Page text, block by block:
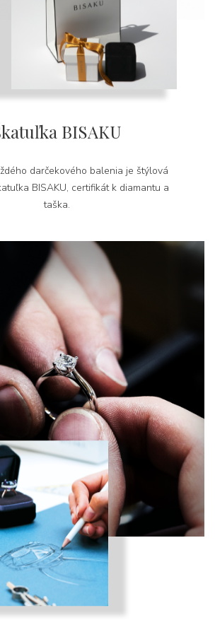
BISAKU
darčekového balenia je štýlová
BISAKU, certifikát k diamantu a
taška.